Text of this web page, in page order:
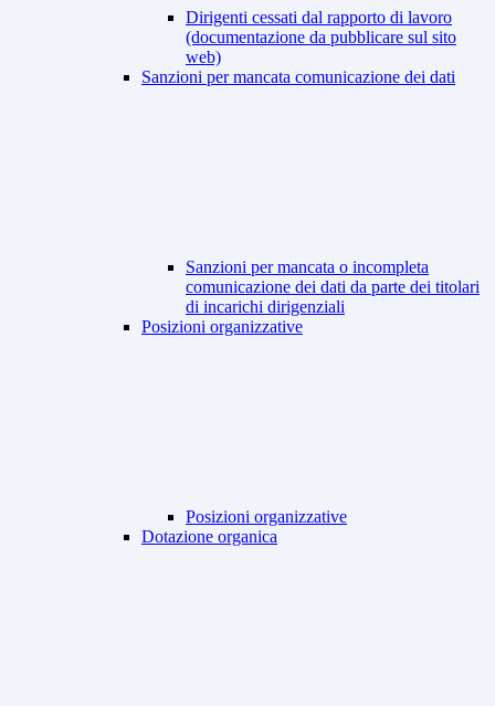
Dirigenti cessati dal rapporto di lavoro
(documentazione da pubblicare sul sito
web)
Sanzioni per mancata comunicazione dei dati
Sanzioni per mancata o incompleta
comunicazione dei dati da parte dei titolari
di incarichi dirigenziali
Posizioni organizzative
Posizioni organizzative
Dotazione organica